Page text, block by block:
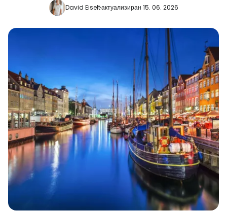
David Eiseltактуализиран 15. 06. 2026
Продължете с Facebook
Продължете с имейл